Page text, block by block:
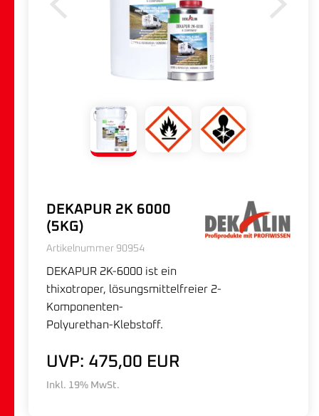
DEKAPUR 2K 6000
(5KG)
Artikelnummer 90954
DEKAPUR 2K-6000 ist ein
thixotroper, lösungsmittelfreier 2-
Komponenten-
Polyurethan-Klebstoff.
UVP: 475,00 EUR
Inkl. 19% MwSt.